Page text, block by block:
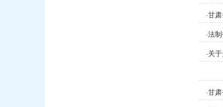
的决
·甘
·法
法
·关
·甘